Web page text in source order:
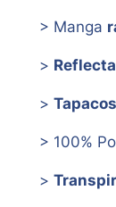
> Manga
>
>
> 100%
>